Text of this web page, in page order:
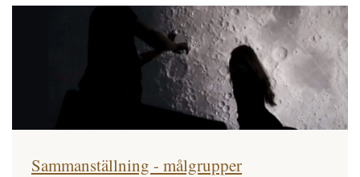
Sammanställning - målgrupper